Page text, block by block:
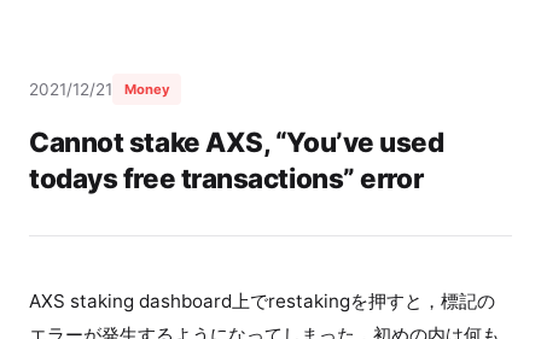
2021/12/21 Money
Cannot stake AXS, “You’ve used
todays free transactions” error
AXS staking dashboard上でrestakingを押すと，標記の